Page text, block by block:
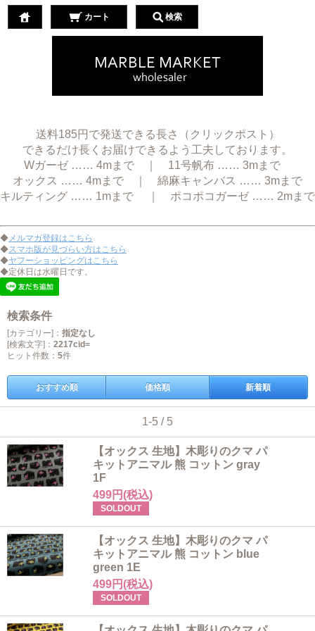
カート 検索
送料185円で発送できる長さ（クリックポスト）
できるだけ長くお届けできるよう工夫しております。
Wガーゼ …… 4mまで ｜ 11号帆布 …… 3mまで
オックス …… 4mまで ｜ 綿麻キャンバス …… 3mまで
キルティング …… 1mまで ｜ ポコポコガーゼ …… 2mまで
◆メルマガ登録はこちら
◆スマホ版が見づらい方はこちら
◆ヤフーショッピングはこちら
◆定休日は水曜日です。
検索条件
[カテゴリー]： 指定なし
[検索文字]： 2217cid=
ヒット件数： 5件
おすすめ順 価格順 新着順
1-5 / 5
【オックス 生地】木彫りのクマ パ
キットアニマル 熊 コットン gray
1F
499円(税込)
SOLDOUT
【オックス 生地】木彫りのクマ パ
キットアニマル 熊 コットン blue
green 1E
499円(税込)
SOLDOUT